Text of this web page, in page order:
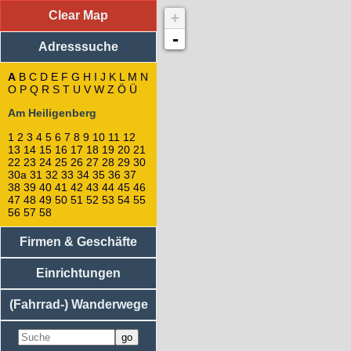
Adresssuche: Am Heiligenberg
53
56
55
54
27
25
24
57
58
28
29
30
23
22
21
20
19
48
49
50
47
Clear Map
Adresssuche
A B C D E F G H I J K L M N
O P Q R S T U V W Z Ö Ü
Am Heiligenberg
1 2 3 4 5 6 7 8 9 10 11 12
13 14 15 16 17 18 19 20 21
22 23 24 25 26 27 28 29 30
30a 31 32 33 34 35 36 37
38 39 40 41 42 43 44 45 46
47 48 49 50 51 52 53 54 55
56 57 58
Firmen & Geschäfte
Einrichtungen
(Fahrrad-) Wanderwege
+
-